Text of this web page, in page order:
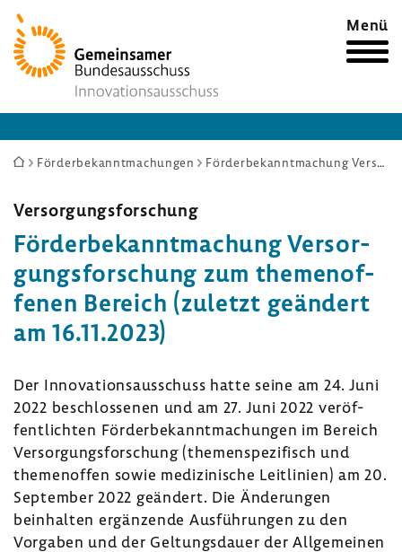
Zur
Startseite
Menü
Sie
hier:
Förderbekanntmachungen Förderbekanntmachung Versorgungsforschung zum themenoffenen Bereich (zuletzt geändert am 16.11.2023)
Versor­gungs­for­schung
Förder­be­kannt­ma­chung Versor­
gungs­for­schung zum themen­of­
fenen Bereich (zuletzt geän­dert
am 16.11.2023)
Der Inno­va­ti­ons­aus­schuss hatte seine am 24. Juni
2022 beschlos­senen und am 27. Juni 2022 veröf­
fent­lichten Förder­be­kannt­ma­chungen im Bereich
Versor­gungs­for­schung (themen­spe­zi­fisch und
themen­offen sowie medi­zi­ni­sche Leit­li­nien) am 20.
September 2022 geän­dert. Die Ände­rungen
beinhalten ergän­zende Ausfüh­rungen zu den
Vorgaben und der Geltungs­dauer der Allge­meinen